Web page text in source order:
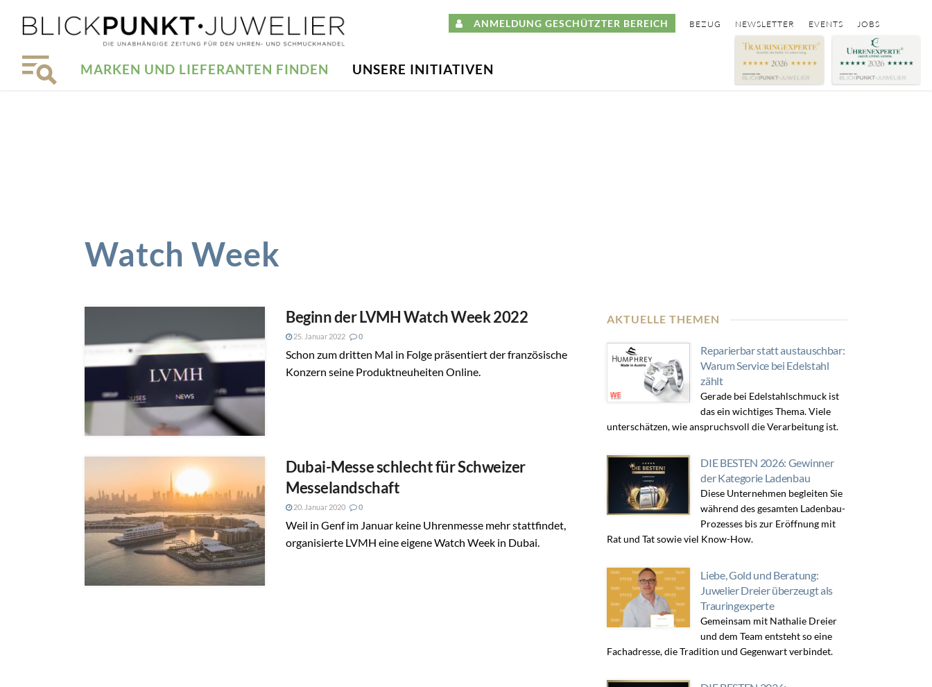
ANMELDUNG GESCHÜTZTER BEREICH BEZUG NEWSLETTER EVENTS JOBS
MARKEN UND LIEFERANTEN FINDEN UNSERE INITIATIVEN
Watch Week
Beginn der LVMH Watch Week 2022
25. Januar 2022 0
Schon zum dritten Mal in Folge präsentiert der französische
Konzern seine Produktneuheiten Online.
Dubai-Messe schlecht für Schweizer
Messelandschaft
20. Januar 2020 0
Weil in Genf im Januar keine Uhrenmesse mehr stattfindet,
organisierte LVMH eine eigene Watch Week in Dubai.
AKTUELLE THEMEN
Reparierbar statt austauschbar:
Warum Service bei Edelstahl
zählt
Gerade bei Edelstahlschmuck ist
das ein wichtiges Thema. Viele
unterschätzen, wie anspruchsvoll die Verarbeitung ist.
DIE BESTEN 2026: Gewinner
der Kategorie Ladenbau
Diese Unternehmen begleiten Sie
während des gesamten Ladenbau-
Prozesses bis zur Eröffnung mit
Rat und Tat sowie viel Know-How.
Liebe, Gold und Beratung:
Juwelier Dreier überzeugt als
Trauringexperte
Gemeinsam mit Nathalie Dreier
und dem Team entsteht so eine
Fachadresse, die Tradition und Gegenwart verbindet.